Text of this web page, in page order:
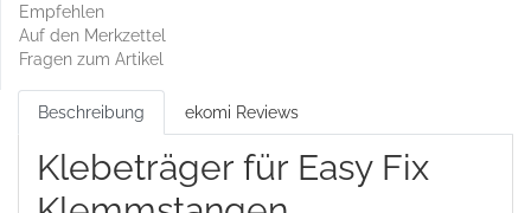
Empfehlen
Auf den Merkzettel
Fragen zum Artikel
Beschreibung ekomi Reviews
Klebeträger für Easy Fix